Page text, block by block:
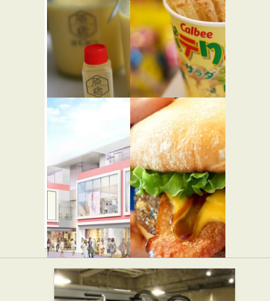
ト ポップ
コーン シ
ョップス
原宿店
スイーツ
原宿店
中華
ン ★☆☆
カフェ・喫茶店
スイーツ
カルビー
プラス 原
宿竹下通り
店
スイーツ
キュート
テディー